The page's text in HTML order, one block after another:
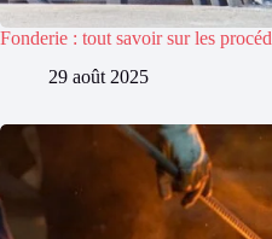
Fonderie : tout savoir sur les
29 août 2025